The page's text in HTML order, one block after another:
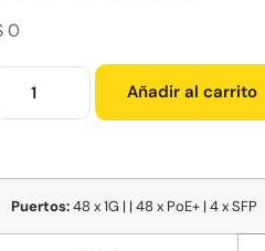
0
Añadir al carrito
Puertos:48 x 1G | | 48 x PoE+ | 4 x SFP